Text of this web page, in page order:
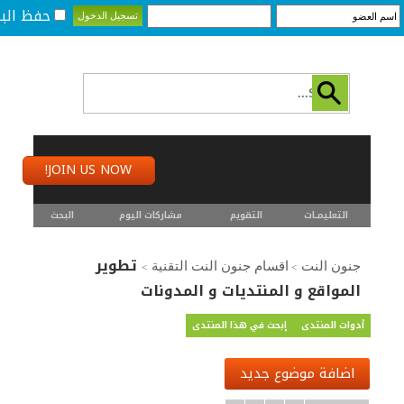
حفظ
JOIN US NOW!
التعليمـــات التقويم مشاركات اليوم البحث
جنون النت > اقسام جنون النت التقنية > تطوير
المواقع و المنتديات و المدونات
أدوات المنتدى إبحث في هذا المنتدى
اضافة موضوع جديد